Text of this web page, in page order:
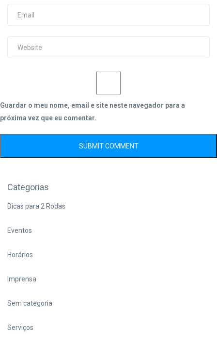
Guardar o meu nome, email e site neste navegador para a
próxima vez que eu comentar.
Categorias
Dicas para 2 Rodas
Eventos
Horários
Imprensa
Sem categoria
Serviços